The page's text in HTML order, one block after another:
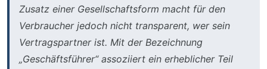
Zusatz einer Gesellschaftsform macht für den
Verbraucher jedoch nicht transparent, wer sein
Vertragspartner ist. Mit der Bezeichnung
„Geschäftsführer“ assoziiert ein erheblicher Teil